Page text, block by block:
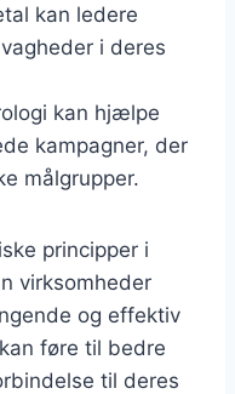
kan ledere
i deres
kan hjælpe
kampagner, der
målgrupper.
principper i
virksomheder
og effektiv
føre til bedre
til deres